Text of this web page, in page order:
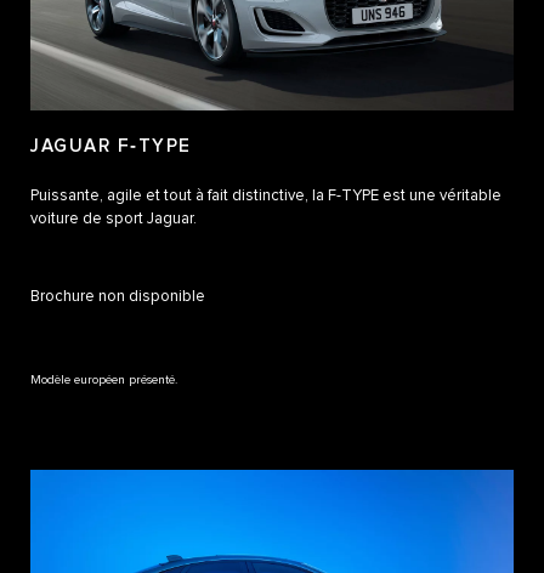
JAGUAR F‑TYPE
Puissante, agile et tout à fait distinctive, la F-TYPE est une véritable
voiture de sport Jaguar.
Brochure non disponible
Modèle européen présenté.